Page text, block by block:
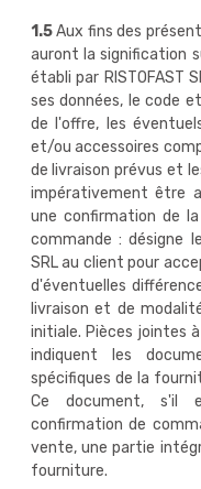
1.5Aux fins des
auront la signification
établi par RISTOFAST
ses données, le code
de l'offre, les
et/ou accessoires
de livraison prévus et
impérativement être
une confirmation de
commande : désigne
SRL au client pour
d'éventuelles
livraison et de
initiale. Pièces jointes
indiquent les
spécifiques de la
Ce document, s'il
confirmation de
vente, une partie
fourniture.